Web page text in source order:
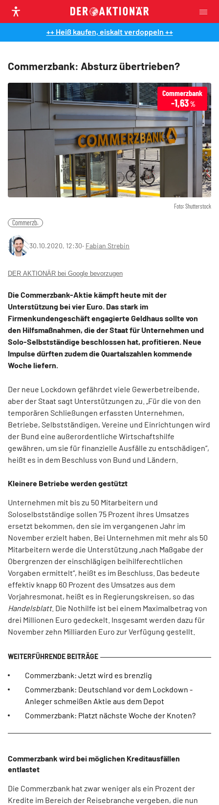
++ Heiß kaufen, eiskalt verdoppeln ++
Commerzbank: Absturz übertrieben?
Foto: Shutterstock
Commerzbank
-1,63%
Commerzb.
30.10.2020, 12:30‧ Fabian Strebin
DER AKTIONÄR bei Google bevorzugen
Die Commerzbank-Aktie kämpft heute mit der
Unterstützung bei vier Euro. Das stark im
Firmenkundengeschäft engagierte Geldhaus sollte von
den Hilfsmaßnahmen, die der Staat für Unternehmen und
Solo-Selbstständige beschlossen hat, profitieren. Neue
Impulse dürften zudem die Quartalszahlen kommende
Woche liefern.
Der neue Lockdown gefährdet viele Gewerbetreibende,
aber der Staat sagt Unterstützungen zu. „Für die von den
temporären Schließungen erfassten Unternehmen,
Betriebe, Selbstständigen, Vereine und Einrichtungen wird
der Bund eine außerordentliche Wirtschaftshilfe
gewähren, um sie für finanzielle Ausfälle zu entschädigen“,
heißt es in dem Beschluss von Bund und Ländern.
Kleinere Betriebe werden gestützt
Unternehmen mit bis zu 50 Mitarbeitern und
Soloselbstständige sollen 75 Prozent ihres Umsatzes
ersetzt bekommen, den sie im vergangenen Jahr im
November erzielt haben. Bei Unternehmen mit mehr als 50
Mitarbeitern werde die Unterstützung „nach Maßgabe der
Obergrenzen der einschlägigen beihilferechtlichen
Vorgaben ermittelt“, heißt es im Beschluss. Das bedeute
effektiv knapp 60 Prozent des Umsatzes aus dem
Vorjahresmonat, heißt es in Regierungskreisen, so das
Handelsblatt. Die Nothilfe ist bei einem Maximalbetrag von
drei Millionen Euro gedeckelt. Insgesamt werden dazu für
November zehn Milliarden Euro zur Verfügung gestellt.
Commerzbank: Jetzt wird es brenzlig
Commerzbank: Deutschland vor dem Lockdown -
Anleger schmeißen Aktie aus dem Depot
Commerzbank: Platzt nächste Woche der Knoten?
Commerzbank wird bei möglichen Kreditausfällen
entlastet
Die Commerzbank hat zwar weniger als ein Prozent der
Kredite im Bereich der Reisebranche vergeben, die nun